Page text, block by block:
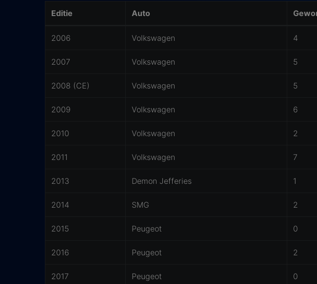
Editie Auto
2006 Volkswagen 4
2007 Volkswagen 5
2008 (CE) Volkswagen 5
2009 Volkswagen 6
2010 Volkswagen 2
2011 Volkswagen 7
2013 Demon Jefferies 1
2014 SMG 2
2015 Peugeot 0
2016 Peugeot 2
2017 Peugeot 0